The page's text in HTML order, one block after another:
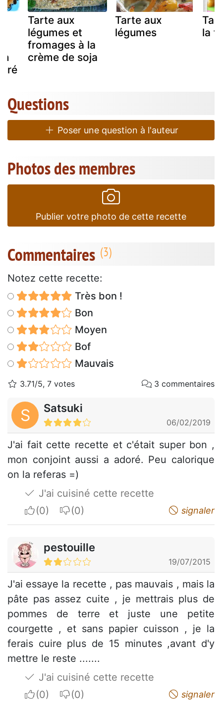
Tarte aux
légumes et
fromages à la
crème de soja
Tarte aux
légumes
la
Questions
Poser une question à l'auteur
Photos des membres
Publier votre photo de cette recette
Commentaires
Notez cette recette:
Très bon !
Bon
Moyen
Bof
Mauvais
3.71/5, 7 votes 3 commentaires
S Satsuki
06/02/2019
J'ai fait cette recette et c'était super bon ,
mon conjoint aussi a adoré. Peu calorique
on la referas =)
J'ai cuisiné cette recette
I apreciateI do not appreciate signaler
pestouille
19/07/2015
J'ai essaye la recette , pas mauvais , mais la
pâte pas assez cuite , je mettrais plus de
pommes de terre et juste une petite
courgette , et sans papier cuisson , je la
ferais cuire plus de 15 minutes ,avant d'y
mettre le reste .......
J'ai cuisiné cette recette
I apreciateI do not appreciate signaler